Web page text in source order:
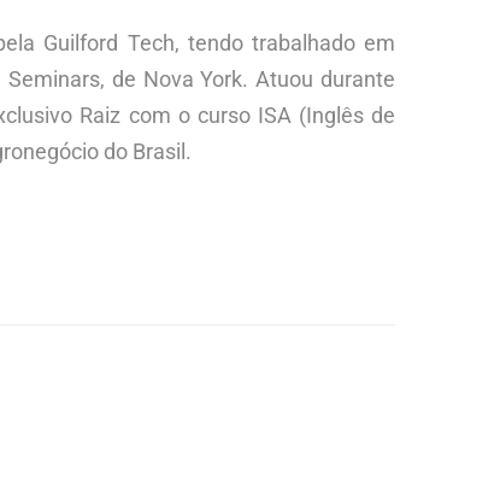
Guilford Tech, tendo trabalhado em
de Nova York. Atuou durante
Raiz com o curso ISA (Inglês de
do Brasil.